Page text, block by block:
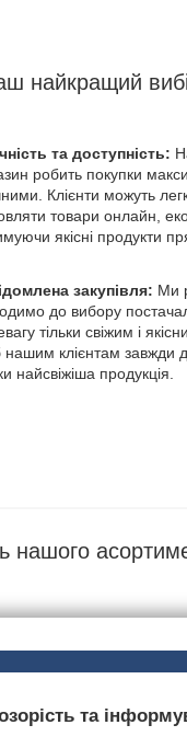
найкращий
та доступність:
робить покупки
Клієнти можуть
товари онлайн,
якісні продукти
закупівля: Ми
до вибору
тільки свіжим і
клієнтам завжди
найсвіжіша продукція.
нашого
та